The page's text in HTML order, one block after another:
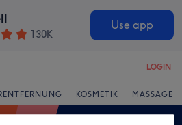
130K
Use app
LOGIN
KOSMETIK MASSAGE